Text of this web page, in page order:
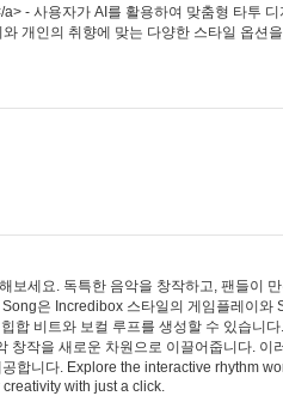
- 사용자가 AI를 활용하여 맞춤형 타투
개인의 취향에 맞는 다양한 스타일 옵션
세요. 독특한 음악을 창작하고, 팬들이
은 Incredibox 스타일의 게임플레이와
합 비트와 보컬 루프를 생성할 수 있습니
작을 새로운 차원으로 이끌어줍니다. 이
합니다. Explore the interactive rhythm
with just a click.